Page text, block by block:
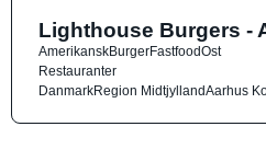
Lighthouse Burgers -
AmerikanskBurgerFastfoodOst
Restauranter
DanmarkRegion MidtjyllandAarhus